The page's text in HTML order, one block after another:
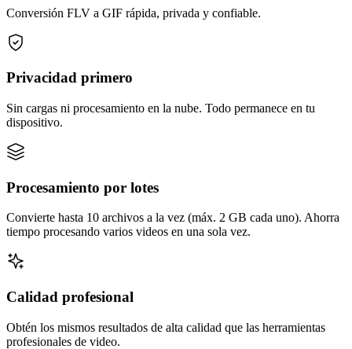
Conversión FLV a GIF rápida, privada y confiable.
Privacidad primero
Sin cargas ni procesamiento en la nube. Todo permanece en tu
dispositivo.
Procesamiento por lotes
Convierte hasta 10 archivos a la vez (máx. 2 GB cada uno). Ahorra
tiempo procesando varios videos en una sola vez.
Calidad profesional
Obtén los mismos resultados de alta calidad que las herramientas
profesionales de video.